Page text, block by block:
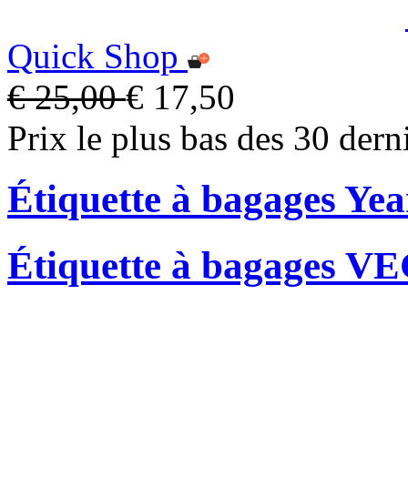
Quick Shop
€ 25,00€ 17,50
Prix le plus bas des 30
Étiquette à bagages
Étiquette à bagages